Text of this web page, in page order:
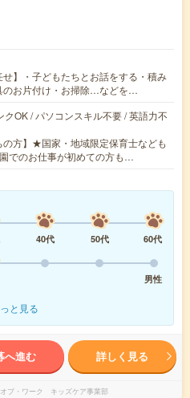
せ】・子どもたちとお話をする・積み
のお片付け・お掃除…などを…
クOK / パソコンスキル不要 / 英語力不
の方】★国家・地域限定保育士なども
でのお仕事が初めての方も…
40代 50代
60代
男性
と見る
へ進む 詳しく見る
ブ・ワーク キッズケア事業部